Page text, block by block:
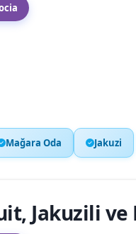
Mağara Oda Jakuzi
Jakuzili ve